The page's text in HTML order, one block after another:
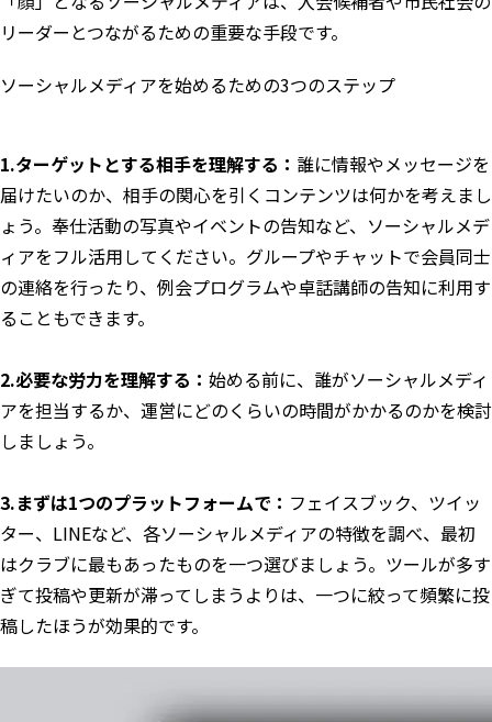
リーダーとつながるための重要な手段です。
ソーシャルメディアを始めるための3つのステップ
1.ターゲットとする相手を理解する： 誰に情報やメッセージを
届けたいのか、相手の関心を引くコンテンツは何かを考えまし
ょう。奉仕活動の写真やイベントの告知など、ソーシャルメデ
ィアをフル活用してください。グループやチャットで会員同士
の連絡を行ったり、例会プログラムや卓話講師の告知に利用す
ることもできます。
2.必要な労力を理解する： 始める前に、誰がソーシャルメディ
アを担当するか、運営にどのくらいの時間がかかるのかを検討
しましょう。
3.まずは1つのプラットフォームで： フェイスブック、ツイッ
ター、LINEなど、各ソーシャルメディアの特徴を調べ、最初
はクラブに最もあったものを一つ選びましょう。ツールが多す
ぎて投稿や更新が滞ってしまうよりは、一つに絞って頻繁に投
稿したほうが効果的です。